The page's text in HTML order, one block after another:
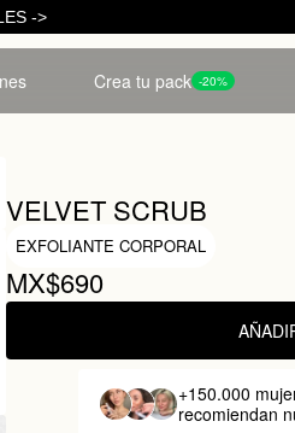
->
Crea tu pack -20%
VELVET SCRUB
EXFOLIANTE CORPORAL
MX$690
+150.000
recomiendan